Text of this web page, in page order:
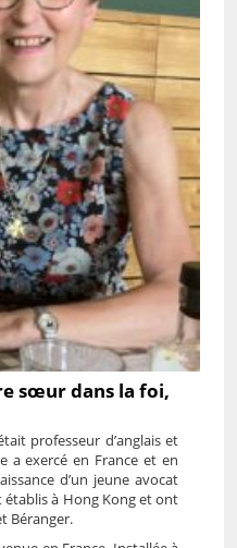
sœur dans la foi,
professeur d’anglais et
a exercé en France et en
d’un jeune avocat
établis à Hong Kong et ont
Béranger.